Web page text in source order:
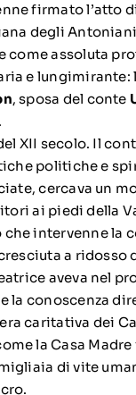
firmato l’atto
degli
come assoluta
e lungimirante:
, sposa del conte
XII secolo. Il
politiche e
cercava un
ai piedi della
intervenne la
a ridosso
aveva nel
la conoscenza
caritativa dei
la Casa
di vite